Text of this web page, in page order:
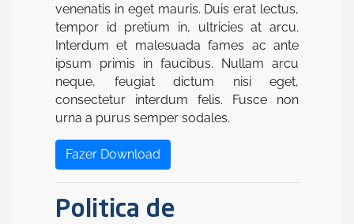
venenatis in eget mauris. Duis erat lectus,
tempor id pretium in, ultricies at arcu.
Interdum et malesuada fames ac ante
ipsum primis in faucibus. Nullam arcu
neque, feugiat dictum nisi eget,
consectetur interdum felis. Fusce non
urna a purus semper sodales.
Fazer Download
Politica de